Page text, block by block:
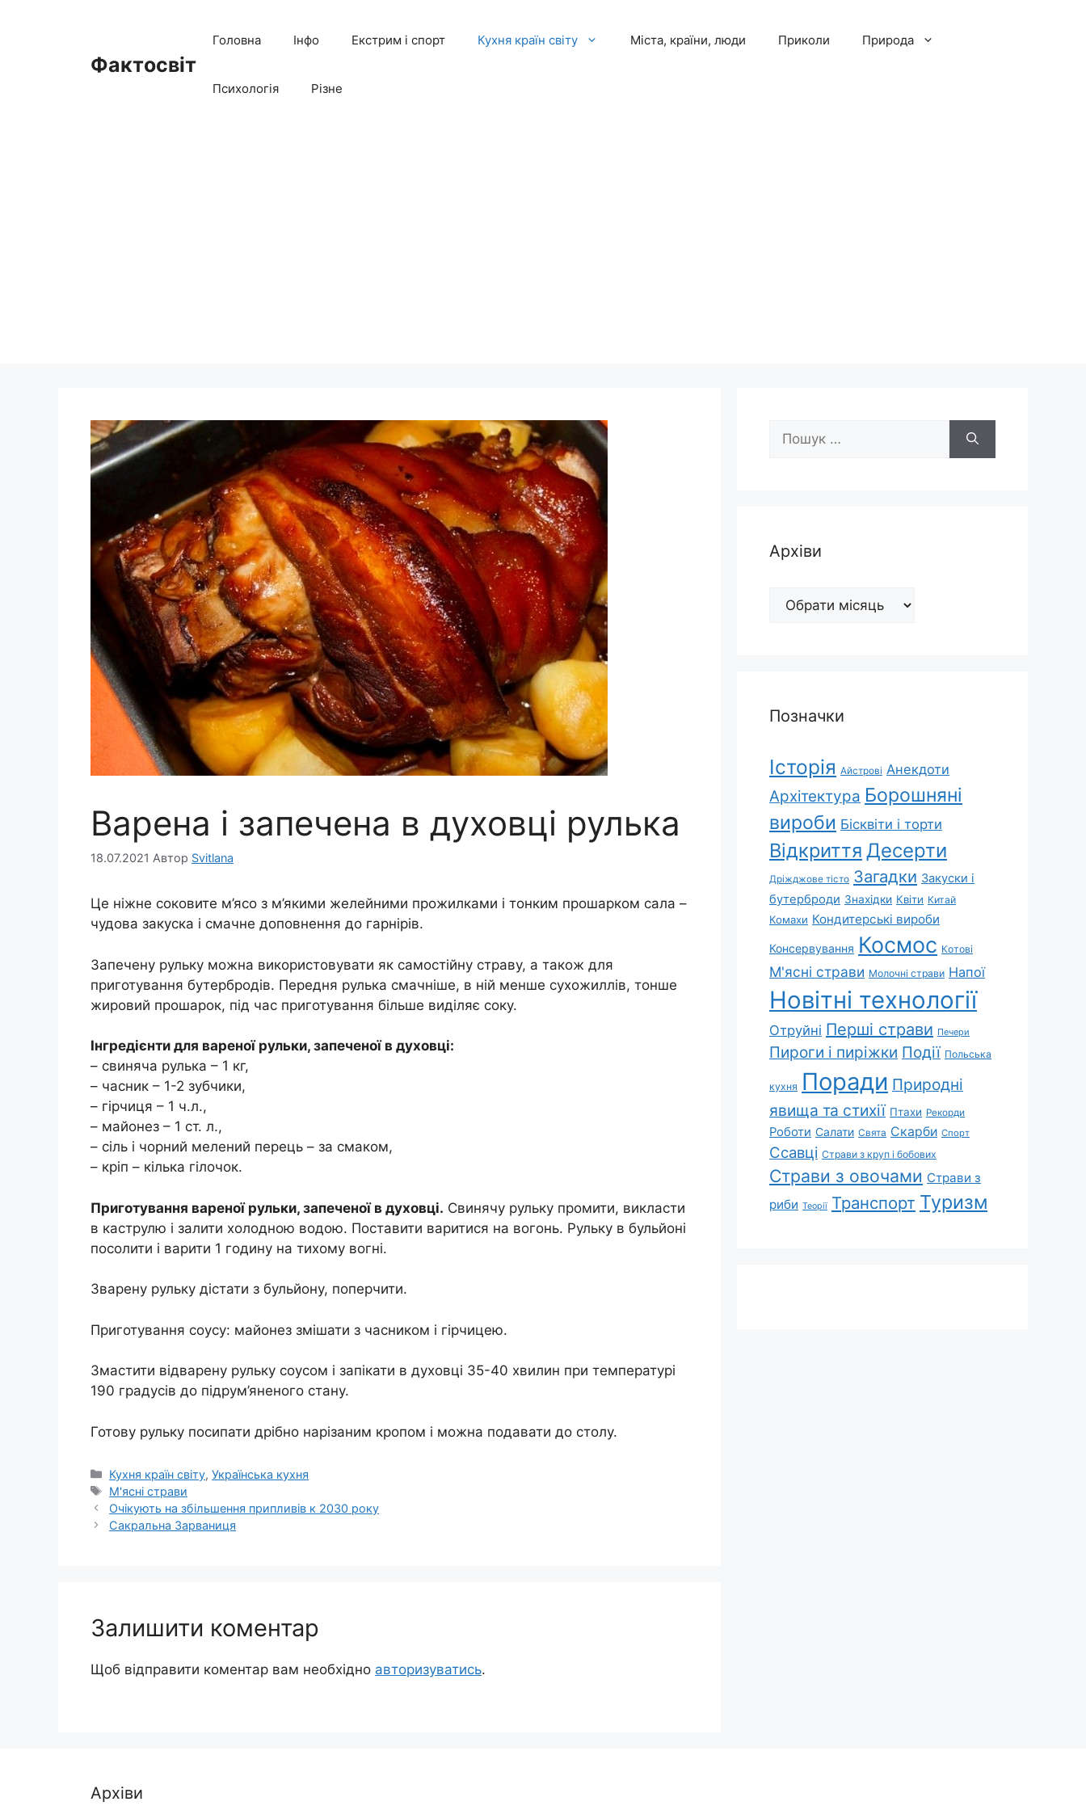
Фактосвіт
Головна Інфо Екстрим і спорт Кухня країн світу Міста, країни, люди Приколи Природа
Психологія Різне
Варена і запечена в духовці рулька
18.07.2021 Автор Svitlana
Це ніжне соковите м’ясо з м’якими желейними прожилками і тонким прошарком сала –
чудова закуска і смачне доповнення до гарнірів.
Запечену рульку можна використовувати як самостійну страву, а також для
приготування бутербродів. Передня рулька смачніше, в ній менше сухожиллів, тонше
жировий прошарок, під час приготування більше виділяє соку.
Інгредієнти для вареної рульки, запеченої в духовці:
– свиняча рулька – 1 кг,
– часник – 1-2 зубчики,
– гірчиця – 1 ч.л.,
– майонез – 1 ст. л.,
– сіль і чорний мелений перець – за смаком,
– кріп – кілька гілочок.
Приготування вареної рульки, запеченої в духовці. Свинячу рульку промити, викласти
в каструлю і залити холодною водою. Поставити варитися на вогонь. Рульку в бульйоні
посолити і варити 1 годину на тихому вогні.
Зварену рульку дістати з бульйону, поперчити.
Приготування соусу: майонез змішати з часником і гірчицею.
Змастити відварену рульку соусом і запікати в духовці 35-40 хвилин при температурі
190 градусів до підрум’яненого стану.
Готову рульку посипати дрібно нарізаним кропом і можна подавати до столу.
Категорії
Кухня країн світу,Українська кухня
Позначки
М'ясні страви
Очікують на збільшення припливів к 2030 року
Сакральна Зарваниця
Залишити коментар
Щоб відправити коментар вам необхідно авторизуватись.
Пошук:
Архіви
Архіви
Позначки
Історія Айстрові Анекдоти
Архітектура Борошняні
вироби Бісквіти і торти
Відкриття Десерти
Дріжджове тісто Загадки Закуски і
бутерброди Знахідки Квіти Китай
Комахи Кондитерські вироби
Консервування Космос Котові
М'ясні страви Молочні страви Напої
Новітні технології
Отруйні Перші страви Печери
Пироги і пиріжки Події Польська
кухня Поради Природні
явища та стихії Птахи Рекорди
Роботи Салати Свята Скарби Спорт
Ссавці Страви з круп і бобових
Страви з овочами Страви з
риби Теорії Транспорт Туризм
Архіви